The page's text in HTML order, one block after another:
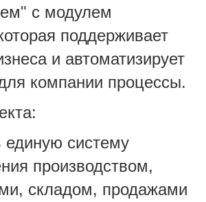
с модулем
поддерживает
и автоматизирует
компании процессы.
единую систему
производством,
складом, продажами